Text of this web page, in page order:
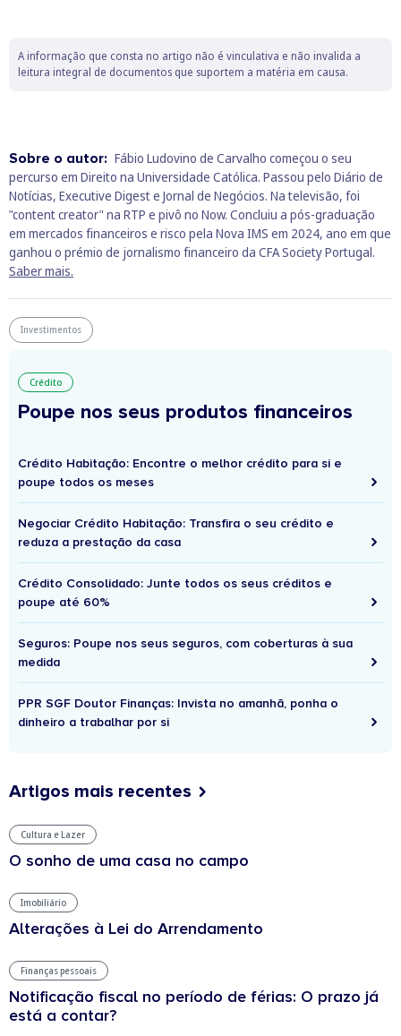
A informação que consta no artigo não é vinculativa e não invalida a
leitura integral de documentos que suportem a matéria em causa.
Sobre o autor: Fábio Ludovino de Carvalho começou o seu
percurso em Direito na Universidade Católica. Passou pelo Diário de
Notícias, Executive Digest e Jornal de Negócios. Na televisão, foi
"content creator" na RTP e pivô no Now. Concluiu a pós-graduação
em mercados financeiros e risco pela Nova IMS em 2024, ano em que
ganhou o prémio de jornalismo financeiro da CFA Society Portugal.
Saber mais.
Investimentos
Crédito
Poupe nos seus produtos financeiros
Crédito Habitação: Encontre o melhor crédito para si e
poupe todos os meses
Negociar Crédito Habitação: Transfira o seu crédito e
reduza a prestação da casa
Crédito Consolidado: Junte todos os seus créditos e
poupe até 60%
Seguros: Poupe nos seus seguros, com coberturas à sua
medida
PPR SGF Doutor Finanças: Invista no amanhã, ponha o
dinheiro a trabalhar por si
Artigos mais recentes
Cultura e Lazer
O sonho de uma casa no campo
Imobiliário
Alterações à Lei do Arrendamento
Finanças pessoais
Notificação fiscal no período de férias: O prazo já
está a contar?